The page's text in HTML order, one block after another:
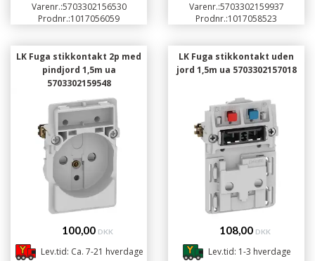
Varenr.:5703302156530
Prodnr.:1017056059
Varenr.:5703302159937
Prodnr.:1017058523
LK Fuga stikkontakt 2p med
pindjord 1,5m ua
5703302159548
100,00 DKK
Lev.tid: Ca. 7-21 hverdage
LK Fuga stikkontakt uden
jord 1,5m ua 5703302157018
108,00 DKK
Lev.tid: 1-3 hverdage